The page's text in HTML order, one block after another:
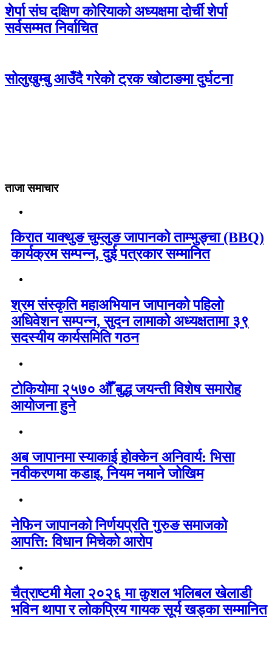
शेर्पा संघ दक्षिण कोरियाको अध्यक्षमा दोर्ची शेर्पा
सर्वसम्मत निर्वाचित
सोलुखुम्बु आउँदै गरेको ट्रक खोटाङमा दुर्घटना
ताजा समाचार
किरात याक्थुङ चुम्लुङ जापानको ताम्भुङ्चा (BBQ)
कार्यक्रम सम्पन्न, दुई पत्रकार सम्मानित
श्रम संस्कृति महाअभियान जापानको पहिलो
अधिवेशन सम्पन्न, सुदन लामाको अध्यक्षतामा ३९
सदस्यीय कार्यसमिति गठन
टोकियोमा २५७० औँ बुद्ध जयन्ती विशेष समारोह
आयोजना हुने
अब जापानमा स्याकाई होक्केन अनिवार्य: भिसा
नवीकरणमा कडाइ, नियम नमाने जोखिम
नेफिन जापानको निर्णयप्रति गुरुङ समाजको
आपत्ति: विधान मिचेको आरोप
चैत्राष्टमी मेला २०२६ मा कुशल भलिबल खेलाडी
भविन थापा र लोकप्रिय गायक सूर्य खड्का सम्मानित